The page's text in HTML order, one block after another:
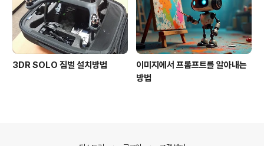
3DR SOLO 짐벌 설치방법
이미지에서 프롬프트를 알아내는
방법